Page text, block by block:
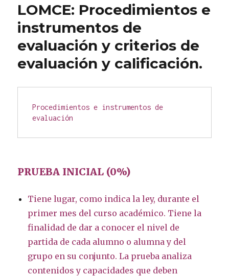
LOMCE: Procedimientos e
instrumentos de
evaluación y criterios de
evaluación y calificación.
Procedimientos e instrumentos de
evaluación
PRUEBA INICIAL (0%)
Tiene lugar, como indica la ley, durante el
primer mes del curso académico. Tiene la
finalidad de dar a conocer el nivel de
partida de cada alumno o alumna y del
grupo en su conjunto. La prueba analiza
contenidos y capacidades que deben